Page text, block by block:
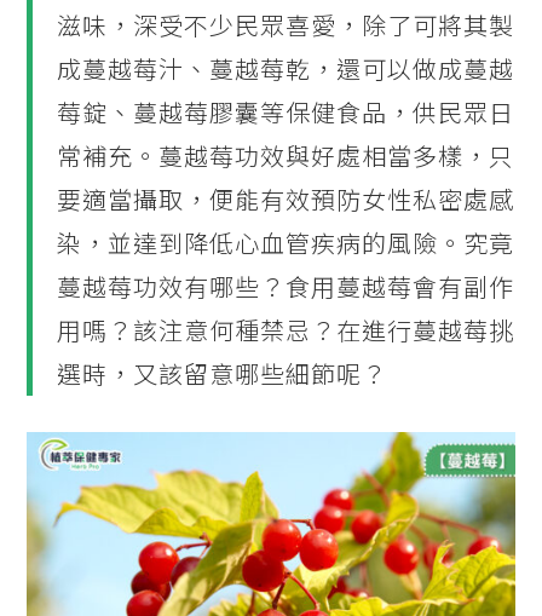
滋味，深受不少民眾喜愛，除了可將其製
成蔓越莓汁、蔓越莓乾，還可以做成蔓越
莓錠、蔓越莓膠囊等保健食品，供民眾日
常補充。蔓越莓功效與好處相當多樣，只
要適當攝取，便能有效預防女性私密處感
染，並達到降低心血管疾病的風險。究竟
蔓越莓功效有哪些？食用蔓越莓會有副作
用嗎？該注意何種禁忌？在進行蔓越莓挑
選時，又該留意哪些細節呢？